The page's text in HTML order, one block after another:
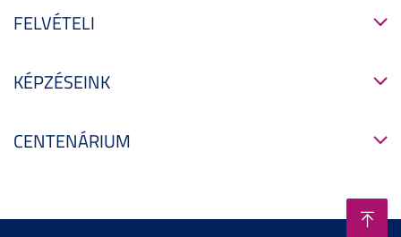
FELVÉTELI
KÉPZÉSEINK
CENTENÁRIUM